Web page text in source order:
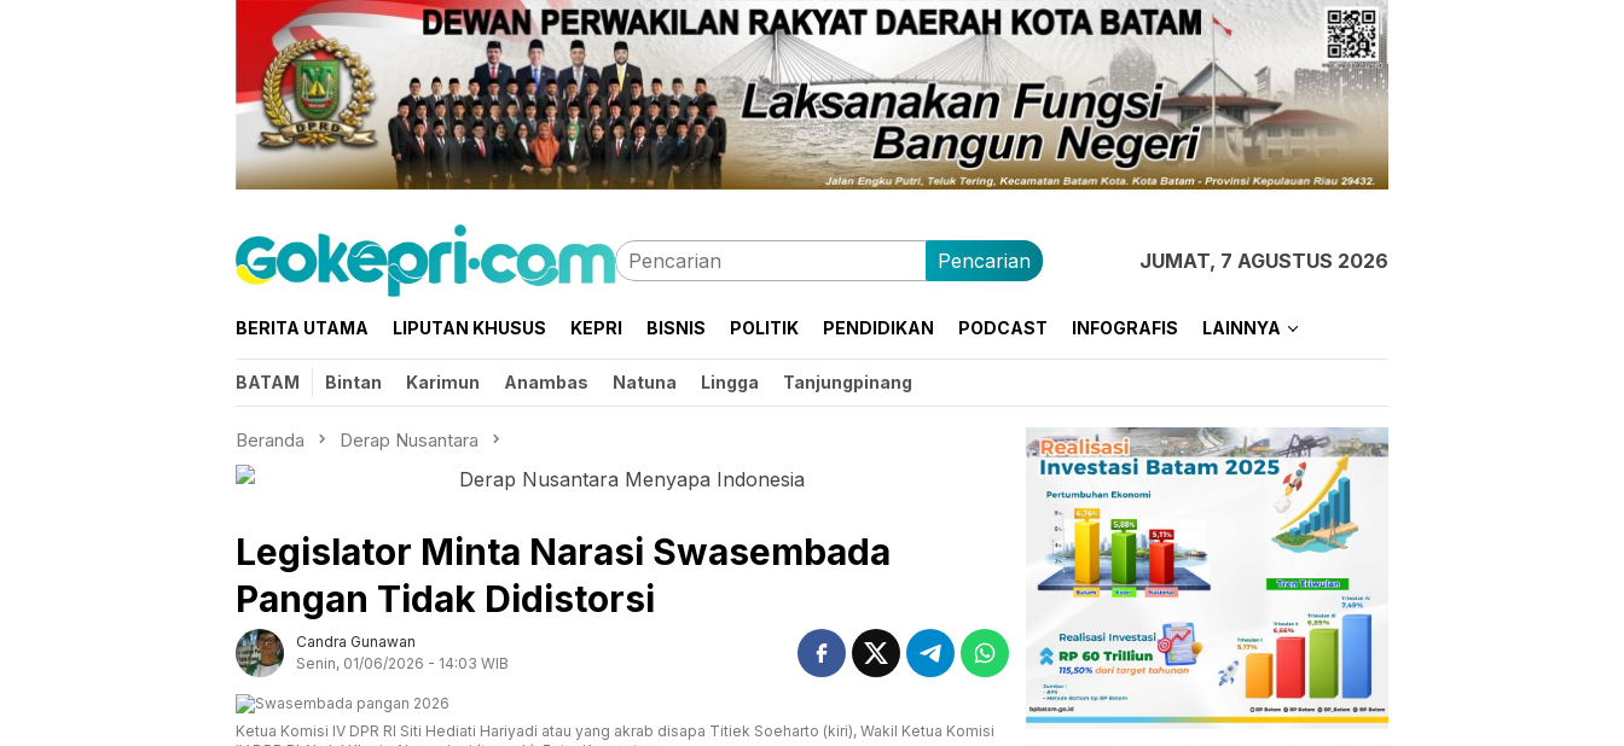
Pencarian JUMAT, 7 AGUSTUS 2026
BERITA UTAMA LIPUTAN KHUSUS KEPRI BISNIS POLITIK PENDIDIKAN PODCAST INFOGRAFIS LAINNYA
BATAM Bintan Karimun Anambas Natuna Lingga Tanjungpinang
Beranda Derap Nusantara
Legislator Minta Narasi Swasembada
Pangan Tidak Didistorsi
Candra Gunawan
Senin, 01/06/2026 - 14:03 WIB
Ketua Komisi IV DPR RI Siti Hediati Hariyadi atau yang akrab disapa Titiek Soeharto (kiri), Wakil Ketua Komisi